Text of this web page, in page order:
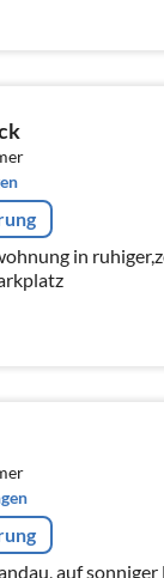
in
auf